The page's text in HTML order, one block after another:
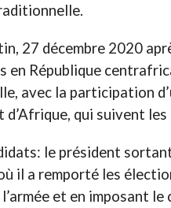
27 décembre 2020
en République
avec la participation
d’Afrique, qui suivent
le président
il a remporté les
et en imposant